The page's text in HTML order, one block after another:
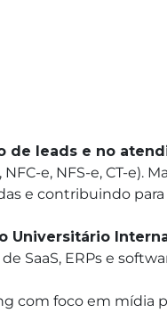
de leads e no
e, NFS-e, CT-e).
e contribuindo
Universitário
SaaS, ERPs e
com foco em mídia